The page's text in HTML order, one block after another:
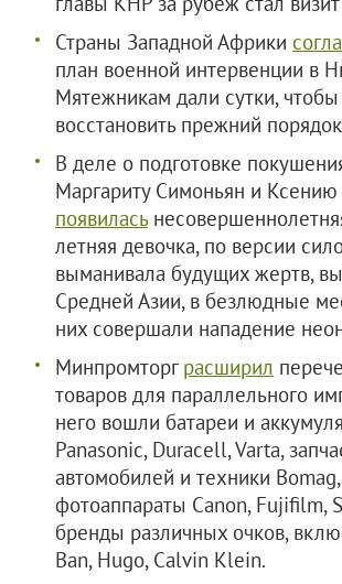
Страны Западной Африки
план военной интервенции в
Мятежникам дали сутки, чтобы
восстановить прежний
В деле о подготовке
Маргариту Симоньян и Ксению
появилась
летняя девочка, по версии
выманивала будущих жертв,
Средней Азии, в безлюдные
них совершали нападение
Минпромторг расширил
товаров для параллельного
него вошли батареи и
Panasonic, Duracell, Varta,
автомобилей и техники
фотоаппараты Canon, Fujifilm,
бренды различных очков,
Ban, Hugo, Calvin Klein.